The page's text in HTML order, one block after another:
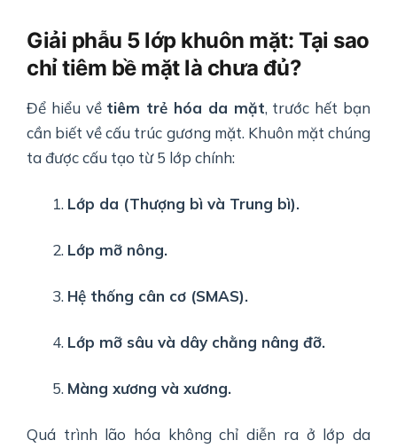
Giải phẫu 5 lớp khuôn mặt: Tại sao
chỉ tiêm bề mặt là chưa đủ?
Để hiểu về tiêm trẻ hóa da mặt, trước hết bạn
cần biết về cấu trúc gương mặt. Khuôn mặt chúng
ta được cấu tạo từ 5 lớp chính:
Lớp da (Thượng bì và Trung bì).
Lớp mỡ nông.
Hệ thống cân cơ (SMAS).
Lớp mỡ sâu và dây chằng nâng đỡ.
Màng xương và xương.
Quá trình lão hóa không chỉ diễn ra ở lớp da